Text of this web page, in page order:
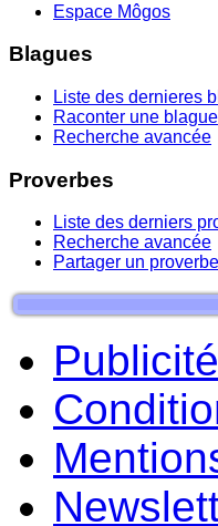
Espace Môgos
Blagues
Liste des dernieres
Raconter une blague
Recherche avancée
Proverbes
Liste des derniers
Recherche avancée
Partager un proverbe
Publicité